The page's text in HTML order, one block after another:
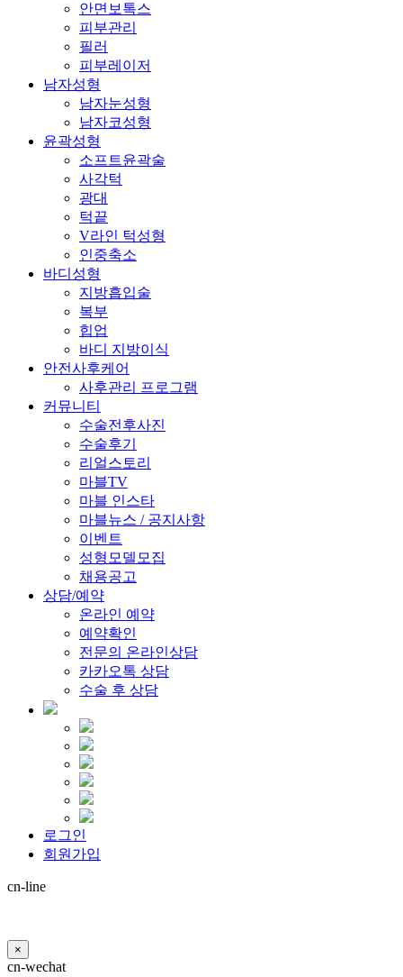
안면보톡스
피부관리
필러
피부레이저
남자성형
남자눈성형
남자코성형
윤곽성형
소프트윤곽술
사각턱
광대
턱끝
V라인 턱성형
인중축소
바디성형
지방흡입술
복부
힙업
바디 지방이식
안전사후케어
사후관리 프로그램
커뮤니티
수술전후사진
수술후기
리얼스토리
마블TV
마블 인스타
마블뉴스 / 공지사항
이벤트
성형모델모집
채용공고
상담/예약
온라인 예약
예약확인
전문의 온라인상담
카카오톡 상담
수술 후 상담
로그인
회원가입
cn-line
×
cn-wechat